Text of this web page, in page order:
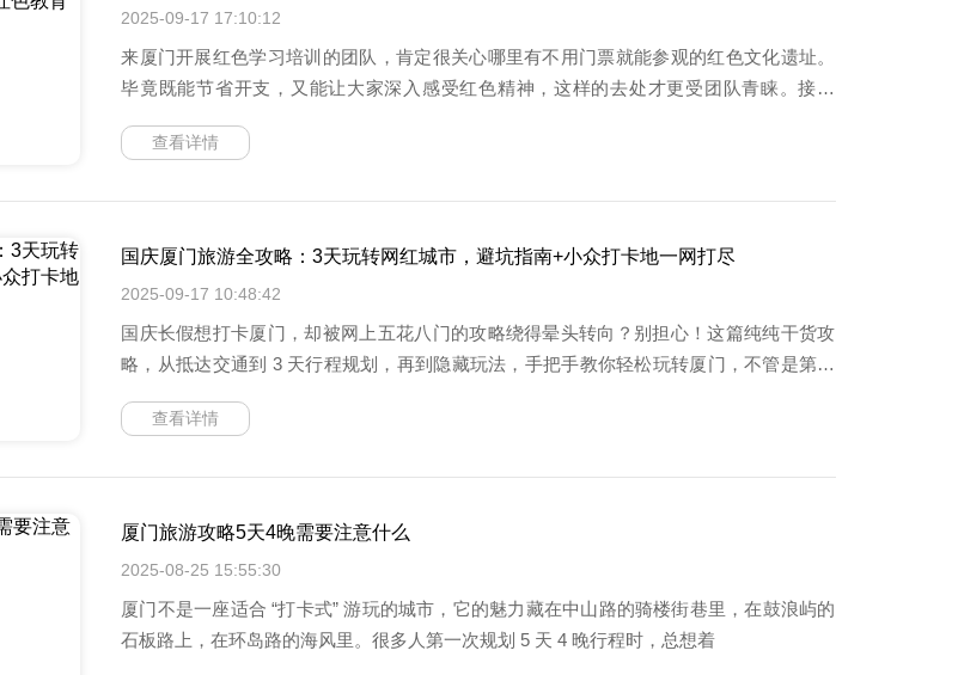
2025-09-17 17:10:12
来厦门开展红色学习培训的团队，肯定很关心哪里有不用门票就能参观的红色文化遗址。
毕竟既能节省开支，又能让大家深入感受红色精神，这样的去处才更受团队青睐。接下
查看详情
国庆厦门旅游全攻略：3天玩转网红城市，避坑指南+小众打卡地一网打尽
2025-09-17 10:48:42
国庆长假想打卡厦门，却被网上五花八门的攻略绕得晕头转向？别担心！这篇纯纯干货攻
略，从抵达交通到 3 天行程规划，再到隐藏玩法，手把手教你轻松玩转厦门，不管是第一
查看详情
厦门旅游攻略5天4晚需要注意什么
2025-08-25 15:55:30
厦门不是一座适合 “打卡式” 游玩的城市，它的魅力藏在中山路的骑楼街巷里，在鼓浪屿的
石板路上，在环岛路的海风里。很多人第一次规划 5 天 4 晚行程时，总想着